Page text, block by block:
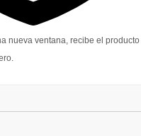
nueva ventana, recibe el